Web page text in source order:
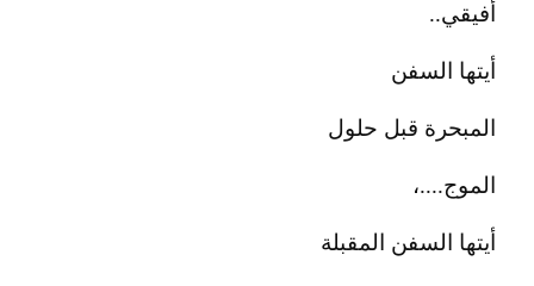
أفيقي..
أيتها السفن
المبحرة قبل حلول
الموج....،
أيتها السفن المقبلة